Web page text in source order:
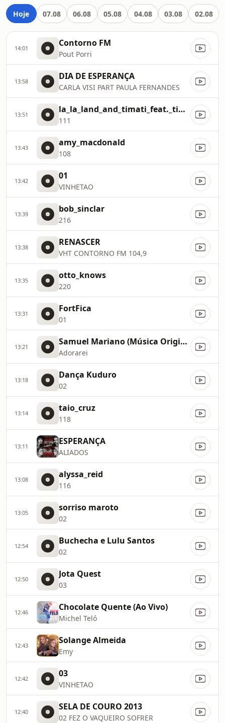
Hoje 07.08 06.08 05.08 04.08 03.08 02.08
14:01 Contorno FM
Pout Porri
13:58 DIA DE ESPERANÇA
CARLA VISI PART PAULA FERNANDES
13:51 la_la_land_and_timati_feat._timbaland_and_grooya
111
13:43 amy_macdonald
108
13:42 01
VINHETAO
13:39 bob_sinclar
216
13:38 RENASCER
VHT CONTORNO FM 104,9
13:35 otto_knows
220
13:31 FortFica
01
13:21 Samuel Mariano (Música Original do CD 2013)
Adorarei
13:18 Dança Kuduro
02
13:14 taio_cruz
118
13:11 ESPERANÇA
ALIADOS
13:08 alyssa_reid
116
13:05 sorriso maroto
02
12:54 Buchecha e Lulu Santos
02
12:50 Jota Quest
03
12:46 Chocolate Quente (Ao Vivo)
Michel Teló
12:43 Solange Almeida
Emy
12:42 03
VINHETAO
12:40 SELA DE COURO 2013
02 FEZ O VAQUEIRO SOFRER